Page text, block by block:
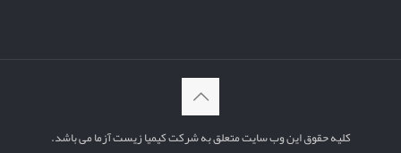
کلیه حقوق این وب سایت متعلق به شرکت کیمیا زیست آزما می باشد.